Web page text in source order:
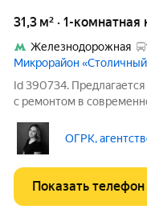
31,3 м² · 1-
Железнодорожная
Микрорайон
Id 390734.
с ремонтом в
плитке. Есть
вместе с
ОГРК,
Показать телефон